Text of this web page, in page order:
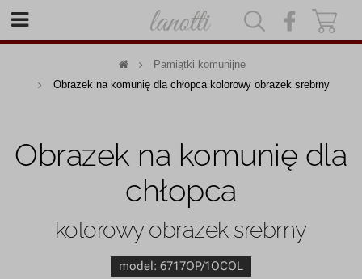
Pamiątki komunijne
Obrazek na komunię dla chłopca kolorowy obrazek srebrny
Obrazek na komunię dla
chłopca
kolorowy obrazek srebrny
model: 6717OP/1OCOL